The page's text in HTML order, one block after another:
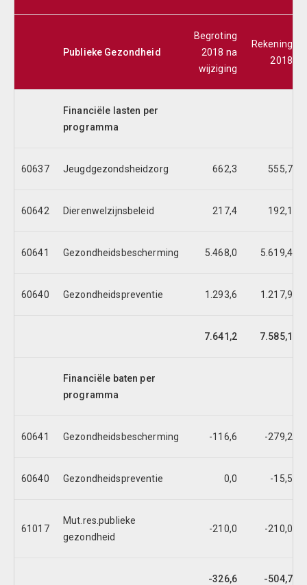
Publieke Gezondheid
Begroting
2018 na
wijziging
Rekening
2018
Financiële lasten per
programma
60637 Jeugdgezondsheidzorg 662,3 555,7
60642 Dierenwelzijnsbeleid 217,4 192,1
60641 Gezondheidsbescherming 5.468,0 5.619,4
60640 Gezondheidspreventie 1.293,6 1.217,9
7.641,2 7.585,1
Financiële baten per
programma
60641 Gezondheidsbescherming -116,6 -279,2
60640 Gezondheidspreventie 0,0 -15,5
61017
Mut.res.publieke
gezondheid
-210,0 -210,0
-326,6 -504,7